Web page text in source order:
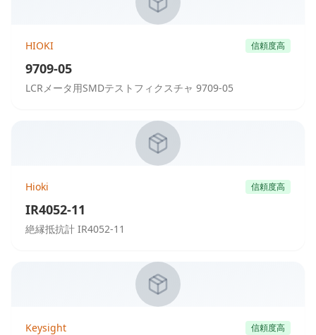
HIOKI 信頼度高
9709-05
LCRメータ用SMDテストフィクスチャ 9709-05
Hioki 信頼度高
IR4052-11
絶縁抵抗計 IR4052-11
Keysight 信頼度高